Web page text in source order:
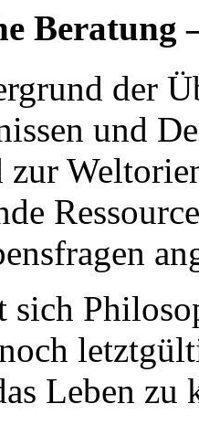
Beratung
der
und
zur
sich
Leben zu